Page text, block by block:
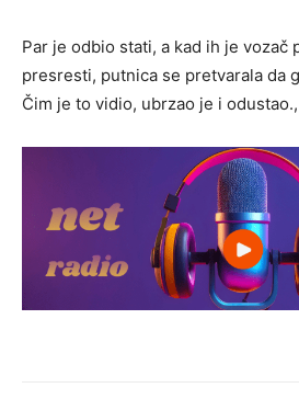
Par je odbio stati, a kad ih je vozač
presresti, putnica se pretvarala da
Čim je to vidio, ubrzao je i